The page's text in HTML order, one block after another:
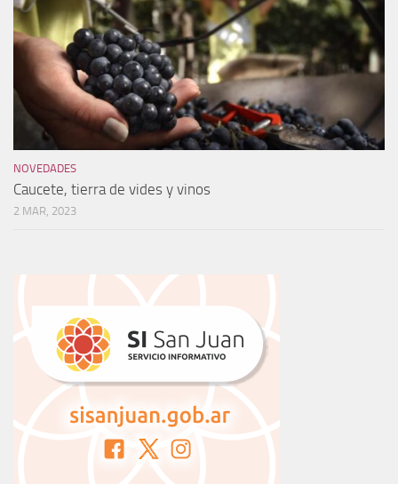
NOVEDADES
Caucete, tierra de vides y vinos
2 MAR, 2023